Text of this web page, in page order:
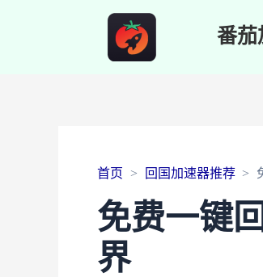
番茄
首页 回国加速器推荐
免费一键
界